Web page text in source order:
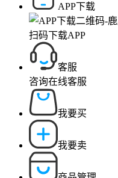
APP下载
扫码下载APP
客服
咨询在线客服
我要买
我要卖